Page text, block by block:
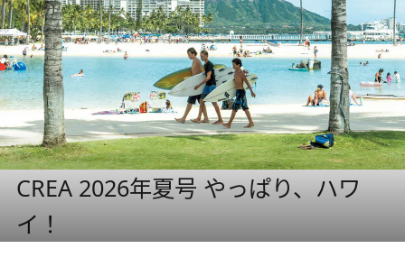
CREA 2026年夏号 やっぱり、ハワ
イ！